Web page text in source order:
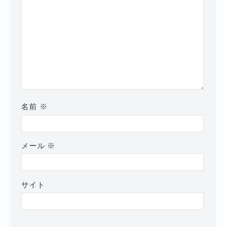
名前 ※
メール ※
サイト